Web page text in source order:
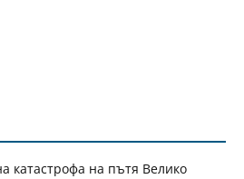
катастрофа на пътя Велико